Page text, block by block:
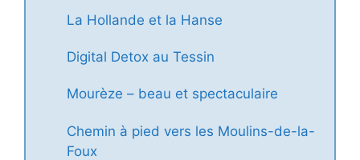
La Hollande et la Hanse
Digital Detox au Tessin
Mourèze – beau et spectaculaire
Chemin à pied vers les Moulins-de-la-
Foux